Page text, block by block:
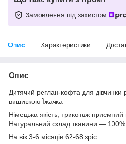
Замовлення під захистом
Опис Характеристики
Опис
Дитячий реглан-кофта для дівчинки
вишивкою Їжачка
Німецька якість, трикотаж приємний
Натуральний склад тканини —
На вік 3-6 місяців 62-68 зріст